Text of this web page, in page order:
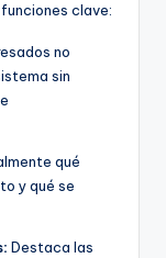
clave:
no
sin
qué
y qué se
Destaca las